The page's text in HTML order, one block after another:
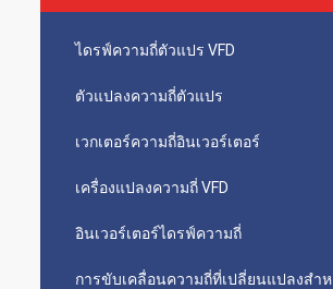
ไดรฟ์ความถี่ตัวแปร VFD
ตัวแปลงความถี่ตัวแปร
เวกเตอร์ความถี่อินเวอร์เตอร์
เครื่องแปลงความถี่ VFD
อินเวอร์เตอร์ไดรฟ์ความถี่
การขับเคลื่อนความถี่ที่เปลี่ยนแปลงสําห